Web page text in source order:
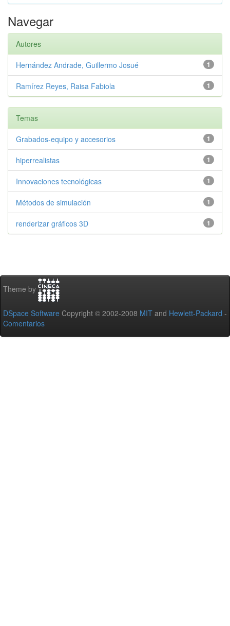
Navegar
Autores
1
Hernández Andrade, Guillermo Josué
1
Ramírez Reyes, Raisa Fabiola
Temas
1
Grabados-equipo y accesorios
1
hiperrealistas
1
Innovaciones tecnológicas
1
Métodos de simulación
1
renderizar gráficos 3D
Theme by
DSpace Software Copyright © 2002-2008 MIT and Hewlett-Packard -
Comentarios